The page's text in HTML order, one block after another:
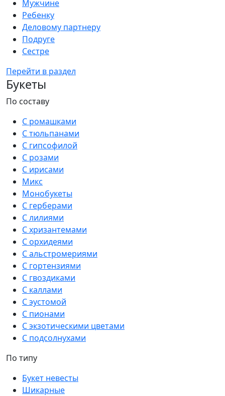
Мужчине
Ребенку
Деловому партнеру
Подруге
Сестре
Перейти в раздел
Букеты
По составу
С ромашками
С тюльпанами
С гипсофилой
С розами
С ирисами
Микс
Монобукеты
С герберами
С лилиями
С хризантемами
С орхидеями
С альстромериями
С гортензиями
С гвоздиками
С каллами
С эустомой
С пионами
С экзотическими цветами
С подсолнухами
По типу
Букет невесты
Шикарные